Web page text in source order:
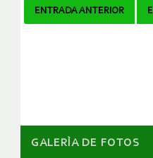
Navegador
ENTRADA ANTERIOR
GALERÌA DE FOTOS